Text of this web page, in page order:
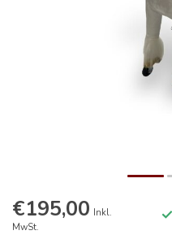
€195,00 Inkl.
MwSt.